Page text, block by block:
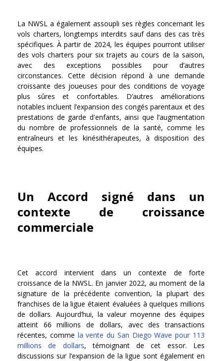
La NWSL a également assoupli ses règles concernant les
vols charters, longtemps interdits sauf dans des cas très
spécifiques. À partir de 2024, les équipes pourront utiliser
des vols charters pour six trajets au cours de la saison,
avec des exceptions possibles pour d’autres
circonstances. Cette décision répond à une demande
croissante des joueuses pour des conditions de voyage
plus sûres et confortables. D’autres améliorations
notables incluent l’expansion des congés parentaux et des
prestations de garde d'enfants, ainsi que l’augmentation
du nombre de professionnels de la santé, comme les
entraîneurs et les kinésithérapeutes, à disposition des
équipes.
Un Accord signé dans un
contexte de croissance
commerciale
Cet accord intervient dans un contexte de forte
croissance de la NWSL. En janvier 2022, au moment de la
signature de la précédente convention, la plupart des
franchises de la ligue étaient évaluées à quelques millions
de dollars. Aujourd’hui, la valeur moyenne des équipes
atteint 66 millions de dollars, avec des transactions
récentes, comme la vente du San Diego Wave pour 113
millions de dollars, témoignant de cet essor. Les
discussions sur l’expansion de la ligue sont également en